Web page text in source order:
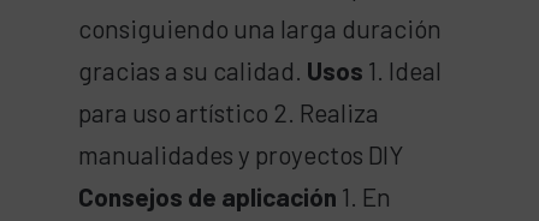
consiguiendo una larga duración
gracias a su calidad. Usos 1. Ideal
para uso artístico 2. Realiza
manualidades y proyectos DIY
Consejos de aplicación 1. En